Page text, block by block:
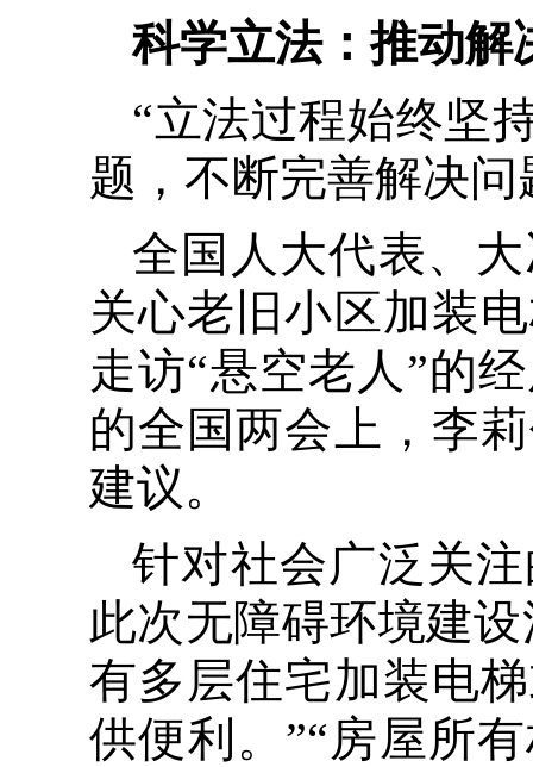
科学立法：推动解
“立法过程始终坚
题，不断完善解决
全国人大代表、
关心老旧小区加装
走访“悬空老人”的
的全国两会上，李
建议。
针对社会广泛关
此次无障碍环境建
有多层住宅加装电
供便利。”“房屋所